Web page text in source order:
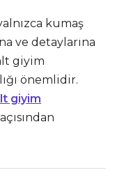
kumaş
ve detaylarına
giyim
önemlidir.
giyim